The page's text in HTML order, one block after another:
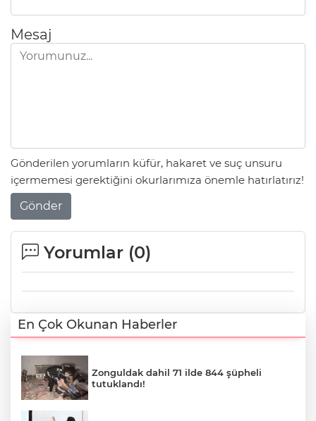
Mesaj
Gönderilen yorumların küfür, hakaret ve suç unsuru
içermemesi gerektiğini okurlarımıza önemle hatırlatırız!
Gönder
Yorumlar (0)
En Çok Okunan Haberler
Zonguldak dahil 71 ilde 844 şüpheli
tutuklandı!